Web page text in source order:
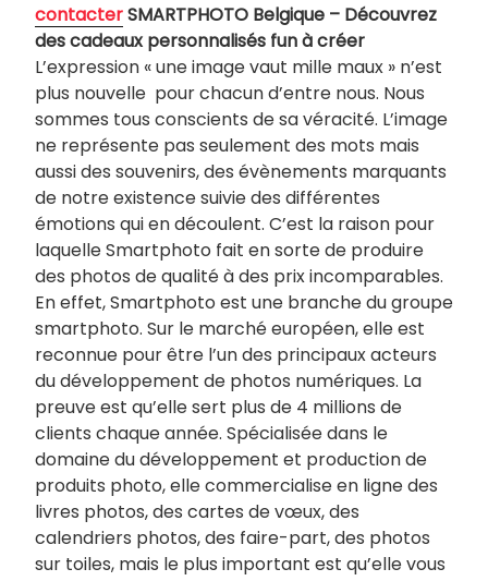
contacterSMARTPHOTO Belgique – Découvrez
des cadeaux personnalisés fun à créer
L’expression « une image vaut mille maux » n’est
plus nouvelle pour chacun d’entre nous. Nous
sommes tous conscients de sa véracité. L’image
ne représente pas seulement des mots mais
aussi des souvenirs, des évènements marquants
de notre existence suivie des différentes
émotions qui en découlent. C’est la raison pour
laquelle Smartphoto fait en sorte de produire
des photos de qualité à des prix incomparables.
En effet, Smartphoto est une branche du groupe
smartphoto. Sur le marché européen, elle est
reconnue pour être l’un des principaux acteurs
du développement de photos numériques. La
preuve est qu’elle sert plus de 4 millions de
clients chaque année. Spécialisée dans le
domaine du développement et production de
produits photo, elle commercialise en ligne des
livres photos, des cartes de vœux, des
calendriers photos, des faire-part, des photos
sur toiles, mais le plus important est qu’elle vous